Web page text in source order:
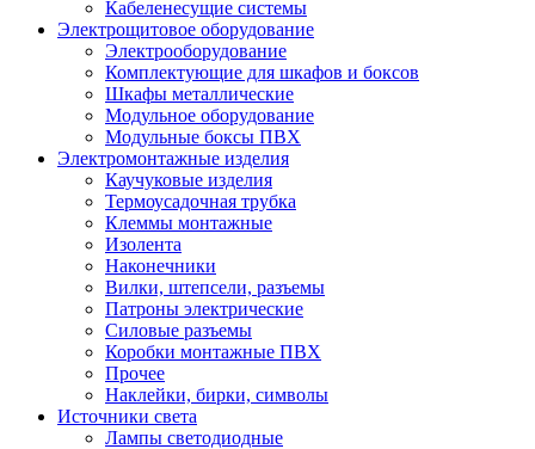
Кабеленесущие системы
Электрощитовое оборудование
Электрооборудование
Комплектующие для шкафов и боксов
Шкафы металлические
Модульное оборудование
Модульные боксы ПВХ
Электромонтажные изделия
Каучуковые изделия
Термоусадочная трубка
Клеммы монтажные
Изолента
Наконечники
Вилки, штепсели, разъемы
Патроны электрические
Силовые разъемы
Коробки монтажные ПВХ
Прочее
Наклейки, бирки, символы
Источники света
Лампы светодиодные